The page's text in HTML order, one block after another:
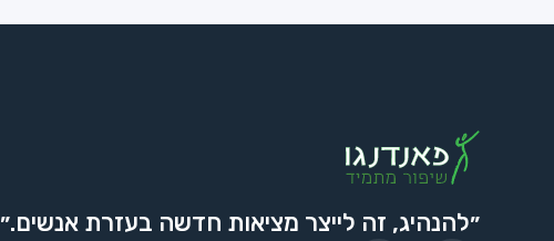
״להנהיג, זה לייצר מציאות חדשה בעזרת אנשים.״